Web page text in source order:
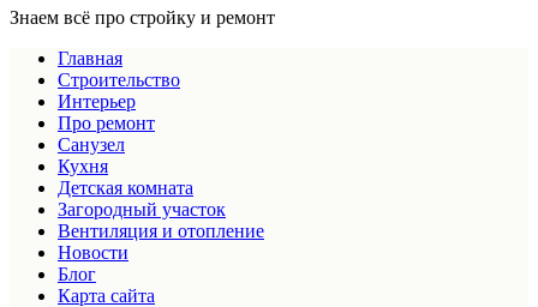
Знаем всё про стройку и ремонт
Главная
Строительство
Интерьер
Про ремонт
Санузел
Кухня
Детская комната
Загородный участок
Вентиляция и отопление
Новости
Блог
Карта сайта